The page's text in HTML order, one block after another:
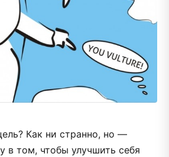
Как ни странно, но —
в том, чтобы улучшить себя